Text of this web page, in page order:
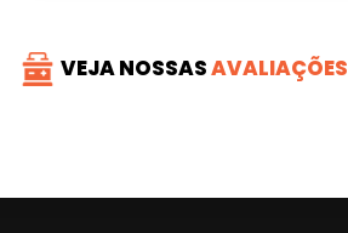
VEJA NOSSASAVALIAÇÕES